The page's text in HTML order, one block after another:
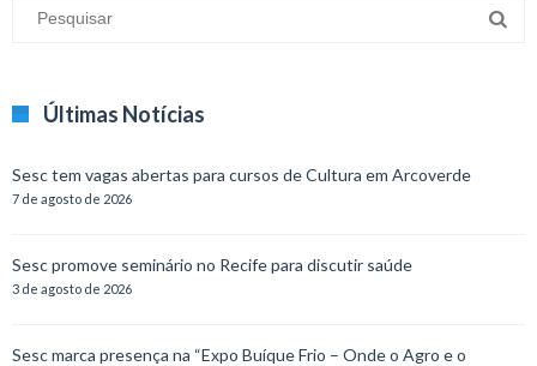
Últimas Notícias
Sesc tem vagas abertas para cursos de Cultura em Arcoverde
7 de agosto de 2026
Sesc promove seminário no Recife para discutir saúde
3 de agosto de 2026
Sesc marca presença na “Expo Buíque Frio – Onde o Agro e o